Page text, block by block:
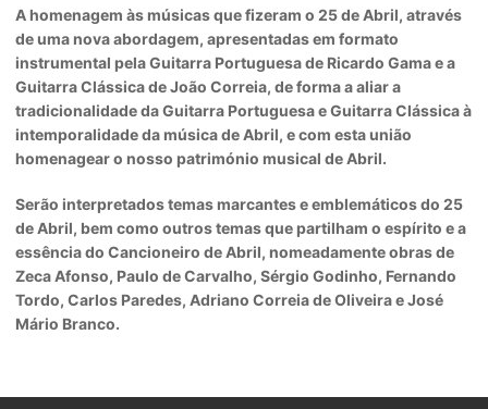
A homenagem às músicas que fizeram o 25 de Abril, através
de uma nova abordagem, apresentadas em formato
instrumental pela Guitarra Portuguesa de Ricardo Gama e a
Guitarra Clássica de João Correia, de forma a aliar a
tradicionalidade da Guitarra Portuguesa e Guitarra Clássica à
intemporalidade da música de Abril, e com esta união
homenagear o nosso património musical de Abril.
Serão interpretados temas marcantes e emblemáticos do 25
de Abril, bem como outros temas que partilham o espírito e a
essência do Cancioneiro de Abril, nomeadamente obras de
Zeca Afonso, Paulo de Carvalho, Sérgio Godinho, Fernando
Tordo, Carlos Paredes, Adriano Correia de Oliveira e José
Mário Branco.